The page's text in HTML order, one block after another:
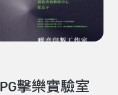
擊樂實驗室